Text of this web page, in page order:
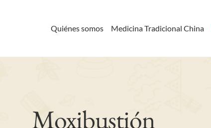
Quiénes somos Medicina Tradicional China
Moxibustión